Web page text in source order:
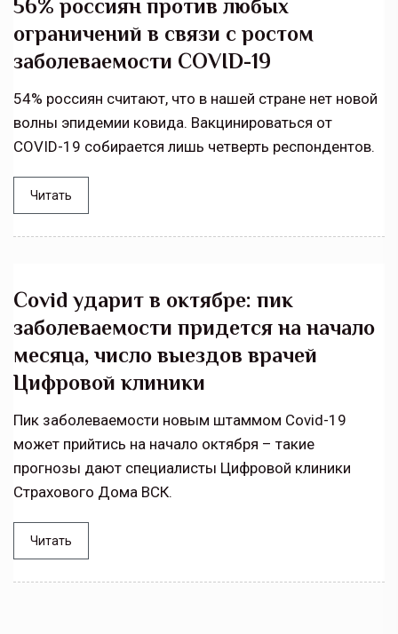
56% россиян против любых
ограничений в связи с ростом
заболеваемости COVID-19
54% россиян считают, что в нашей стране нет новой
волны эпидемии ковида. Вакцинироваться от
СOVID-19 собирается лишь четверть респондентов.
Читать
Covid ударит в октябре: пик
заболеваемости придется на начало
месяца, число выездов врачей
Цифровой клиники
Пик заболеваемости новым штаммом Covid-19
может прийтись на начало октября – такие
прогнозы дают специалисты Цифровой клиники
Страхового Дома ВСК.
Читать